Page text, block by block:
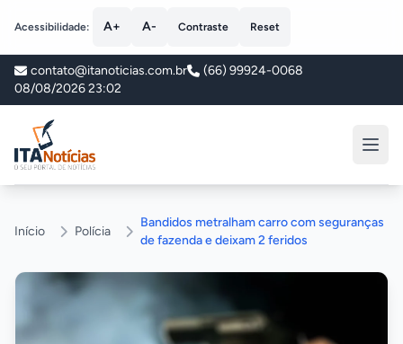
Acessibilidade: A+ A- Contraste Reset
contato@itanoticias.com.br
(66) 99924-0068
08/08/2026 23:02
ITA Notícias
Início Polícia
Bandidos metralham carro com seguranças
de fazenda e deixam 2 feridos